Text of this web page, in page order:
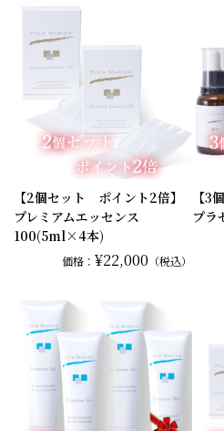
【2個セット ポイント2倍】
プレミアムエッセンス
100(5ml×4本)
価格：¥22,000 （税込）
【3
プラ